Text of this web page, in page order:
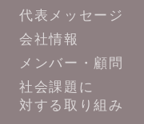
代表メッセージ
会社情報
メンバー・顧問
社会課題に
対する取り組み